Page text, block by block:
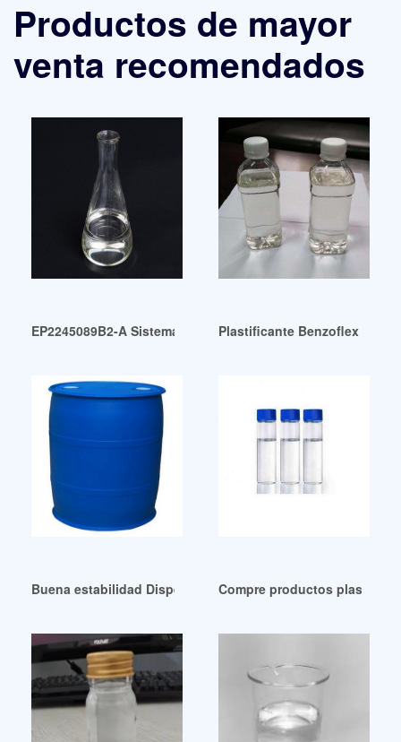
Productos de mayor
venta recomendados
EP2245089B2-A Sistema plastificante de reemplazo para
Plastificante Benzoflex RF-
Buena estabilidad Dispersante y plastificante UK
Compre productos